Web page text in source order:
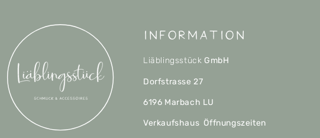
Information
Liäblingsstück GmbH
Dorfstrasse 27
6196 Marbach LU
Verkaufshaus Öffnungszeiten